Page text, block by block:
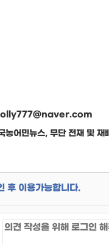
농어민뉴스, 무단 전재 및 재
후 이용가능합니다.